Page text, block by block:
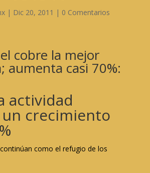
| Dic 20, 2011 | 0 Comentarios
cobre la mejor
aumenta casi 70%:
actividad
crecimiento
como el refugio de los